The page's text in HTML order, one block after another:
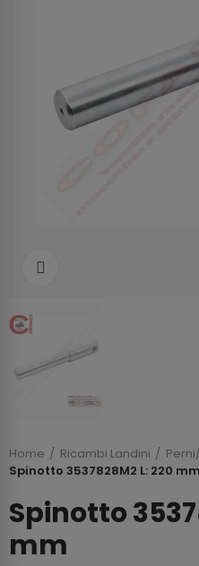
Home Ricambi Landini
Spinotto 3537828M2 L: 220 mm
Spinotto
mm